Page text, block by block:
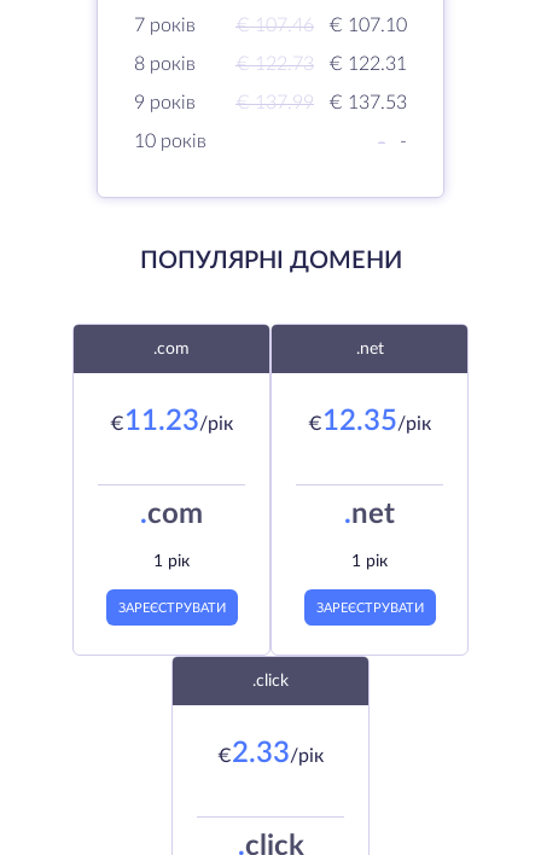
7 років
€ 107.46
€ 107.10
8 років
€ 122.73
€ 122.31
9 років
€ 137.99
€ 137.53
10 років
- -
ПОПУЛЯРНІ ДОМЕНИ
.com
€11.23/рік
.com
1 рік
ЗАРЕЄСТРУВАТИ
.net
€12.35/рік
.net
1 рік
ЗАРЕЄСТРУВАТИ
.click
€2.33/рік
.click